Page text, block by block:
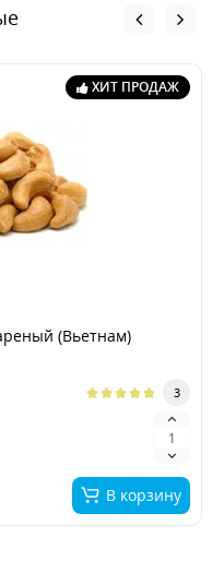
ХИТ ПРОДАЖ
(Вьетнам)
3
В корзину